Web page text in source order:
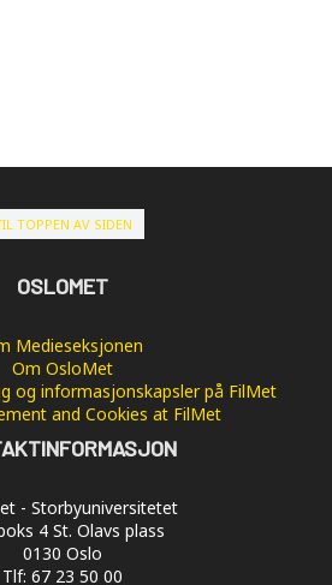
TOPPEN AV SIDEN
OSLOMET
Medieseksjonen
Om OsloMet
og informasjonskapsler på FilMet
and Cookies at FilMet
- Storbyuniversitetet
4 St. Olavs plass
0130 Oslo
Tlf: 67 23 50 00